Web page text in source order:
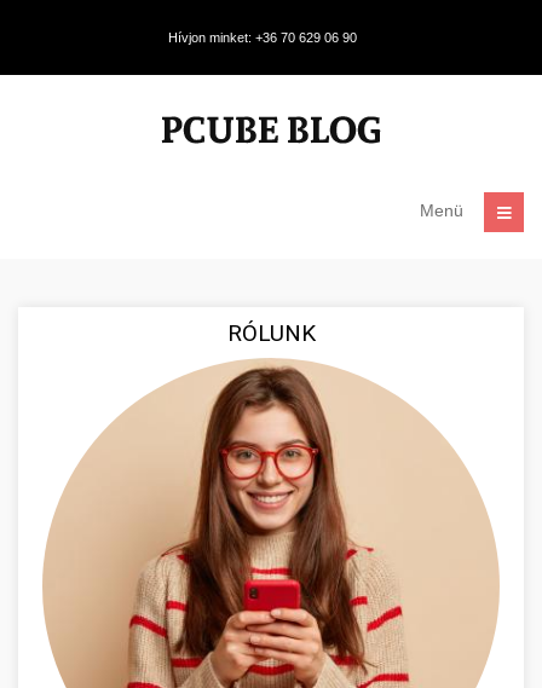
Hívjon minket: +36 70 629 06 90
Menü
RÓLUNK